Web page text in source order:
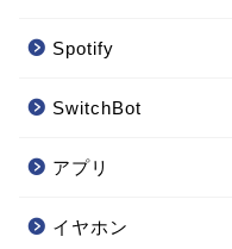
Spotify
SwitchBot
アプリ
イヤホン